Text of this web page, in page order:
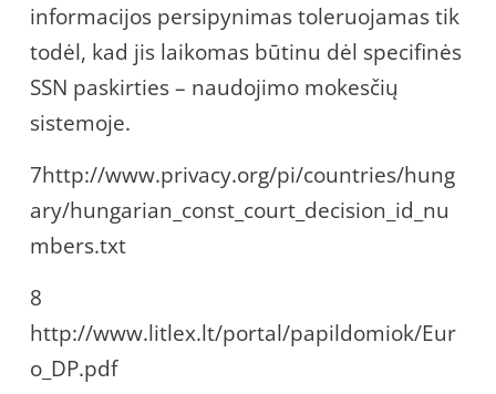
informacijos persipynimas toleruojamas tik
todėl, kad jis laikomas būtinu dėl specifinės
SSN paskirties – naudojimo mokesčių
sistemoje.
7http://www.privacy.org/pi/countries/hung
ary/hungarian_const_court_decision_id_nu
mbers.txt
8
http://www.litlex.lt/portal/papildomiok/Eur
o_DP.pdf